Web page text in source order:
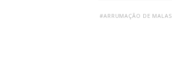
#ARRUMAÇÃO DE MALAS